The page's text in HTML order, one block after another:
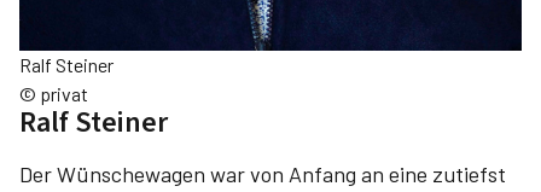
Ralf Steiner
© privat
Ralf Steiner
Der Wünschewagen war von Anfang an eine zutiefst